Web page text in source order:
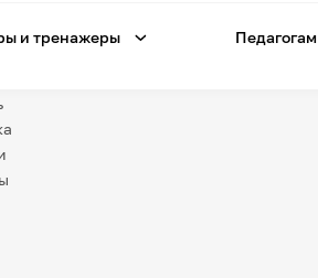
и тренажеры Педагогам